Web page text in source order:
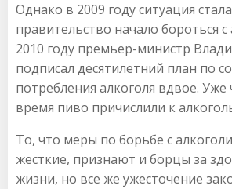
Однако в 2009 году ситуация
правительство начало бороться
2010 году премьер-министр
подписал десятилетний план по
потребления алкоголя вдвое. Уже
время пиво причислили к
То, что меры по борьбе с
жесткие, признают и борцы за
жизни, но все же ужесточение